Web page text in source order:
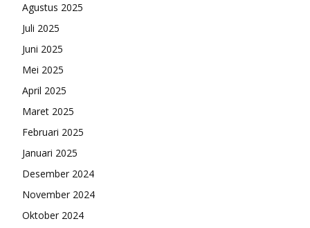
Agustus 2025
Juli 2025
Juni 2025
Mei 2025
April 2025
Maret 2025
Februari 2025
Januari 2025
Desember 2024
November 2024
Oktober 2024